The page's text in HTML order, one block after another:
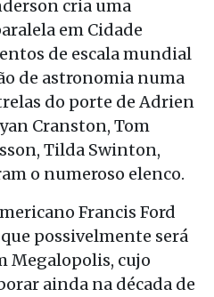
cria uma
em Cidade
de escala mundial
de astronomia numa
do porte de Adrien
Cranston, Tom
Tilda Swinton,
o numeroso elenco.
Francis Ford
possivelmente será
Megalopolis, cujo
ainda na década de